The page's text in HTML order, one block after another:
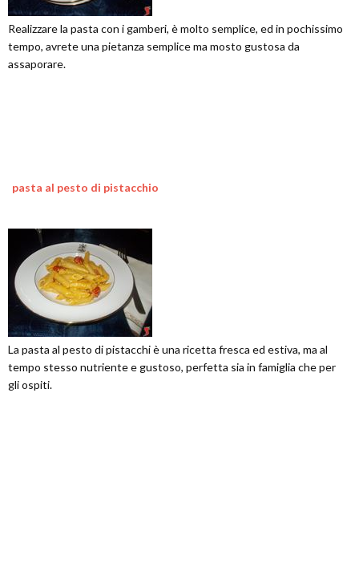
Realizzare la pasta con i gamberi, è molto semplice, ed in pochissimo
tempo, avrete una pietanza semplice ma mosto gustosa da
assaporare.
pasta al pesto di pistacchio
La pasta al pesto di pistacchi è una ricetta fresca ed estiva, ma al
tempo stesso nutriente e gustoso, perfetta sia in famiglia che per
gli ospiti.